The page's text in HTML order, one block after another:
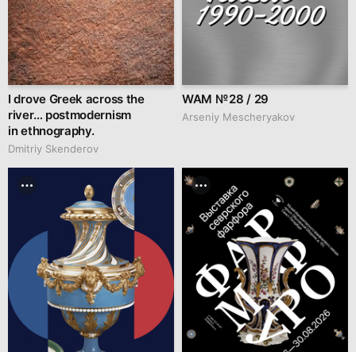
I drove Greek across the
river… postmodernism
in ethnography.
Dmitriy Skenderov
WAM № 28 / 29
Arseniy Mescheryakov